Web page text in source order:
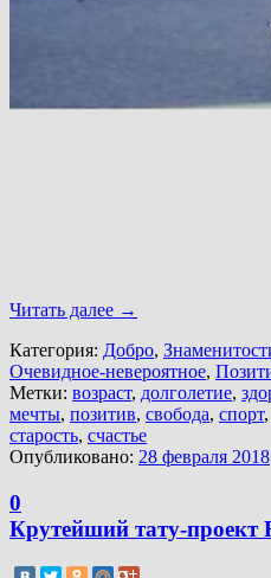
Читать далее →
Категория: Добро,
Очевидное-невероятное,
Метки: возраст, долголетие,
мечты, позитив, свобода, спорт,
старость, счастье
Опубликовано: 28 февраля 2018
0
Крутейший тату-проект